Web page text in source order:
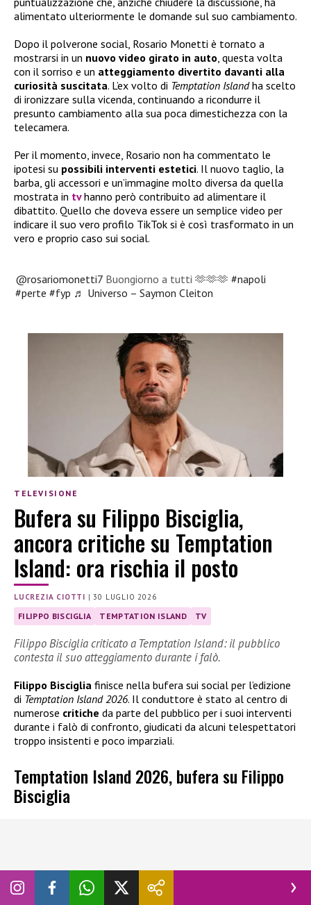
alimentato ulteriormente le domande sul suo cambiamento.
Dopo il polverone social, Rosario Monetti è tornato a
mostrarsi in un nuovo video girato in auto, questa volta
con il sorriso e un atteggiamento divertito davanti alla
curiosità suscitata. L’ex volto di Temptation Islandha scelto
di ironizzare sulla vicenda, continuando a ricondurre il
presunto cambiamento alla sua poca dimestichezza con la
telecamera.
Per il momento, invece, Rosario non ha commentato le
ipotesi su possibili interventi estetici. Il nuovo taglio, la
barba, gli accessori e un’immagine molto diversa da quella
mostrata in tvhanno però contribuito ad alimentare il
dibattito. Quello che doveva essere un semplice video per
indicare il suo vero profilo TikTok si è così trasformato in un
vero e proprio caso sui social.
@rosariomonetti7 Buongiorno a tutti 🫶🫶🫶#napoli
#perte #fyp ♬ Universo – Saymon Cleiton
TELEVISIONE
Bufera su Filippo Bisciglia,
ancora critiche su Temptation
Island: ora rischia il posto
LUCREZIA CIOTTI |30 LUGLIO 2026
FILIPPO BISCIGLIA TEMPTATION ISLAND TV
Filippo Bisciglia criticato a Temptation Island: il pubblico
contesta il suo atteggiamento durante i falò.
Filippo Bisciglia finisce nella bufera sui social per l’edizione
di Temptation Island 2026. Il conduttore è stato al centro di
numerose critiche da parte del pubblico per i suoi interventi
durante i falò di confronto, giudicati da alcuni telespettatori
troppo insistenti e poco imparziali.
Temptation Island 2026, bufera su Filippo
Bisciglia